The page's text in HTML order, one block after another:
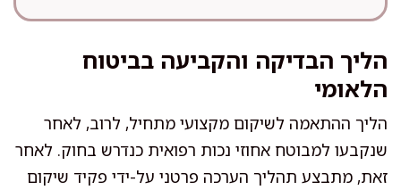
הליך הבדיקה והקביעה בביטוח
הלאומי
הליך ההתאמה לשיקום מקצועי מתחיל, לרוב, לאחר
שנקבעו למבוטח אחוזי נכות רפואית כנדרש בחוק. לאחר
זאת, מתבצע תהליך הערכה פרטני על-ידי פקיד שיקום